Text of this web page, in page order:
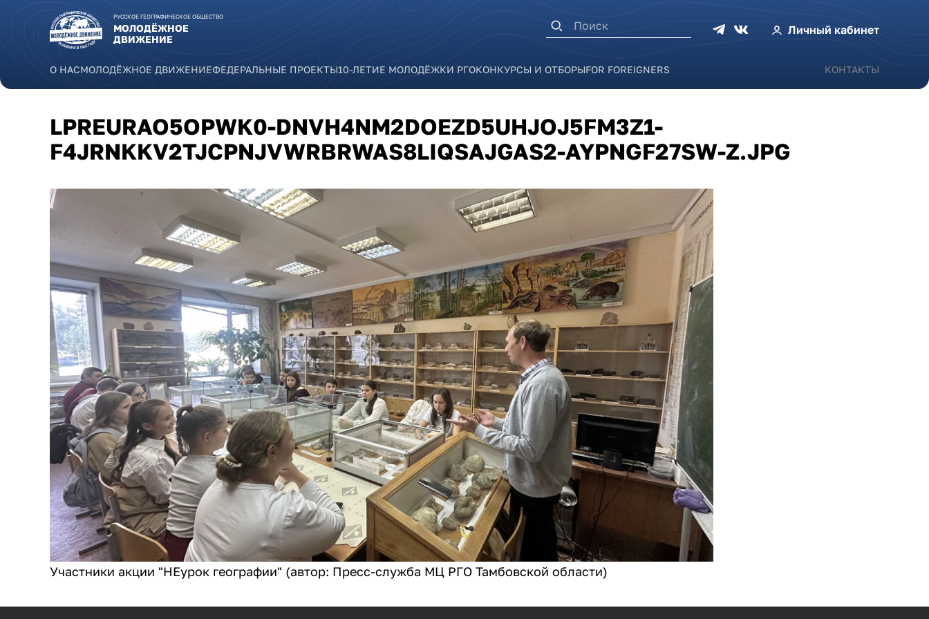
РУССКОЕ ГЕОГРАФИЧЕСКОЕ ОБЩЕСТВО
МОЛОДЁЖНОЕ
ДВИЖЕНИЕ
Личный кабинет
Форма поиска
О НАСМОЛОДЁЖНОЕ ДВИЖЕНИЕФЕДЕРАЛЬНЫЕ ПРОЕКТЫ10-ЛЕТИЕ МОЛОДЁЖКИ РГОКОНКУРСЫ И ОТБОРЫFOR FOREIGNERS КОНТАКТЫ
LPREURAO5OPWK0-DNVH4NM2DOEZD5UHJOJ5FM3Z1-
F4JRNKKV2TJCPNJVWRBRWAS8LIQSAJGAS2-AYPNGF27SW-Z.JPG
Участники акции "НЕурок географии" (автор: Пресс-служба МЦ РГО Тамбовской области)